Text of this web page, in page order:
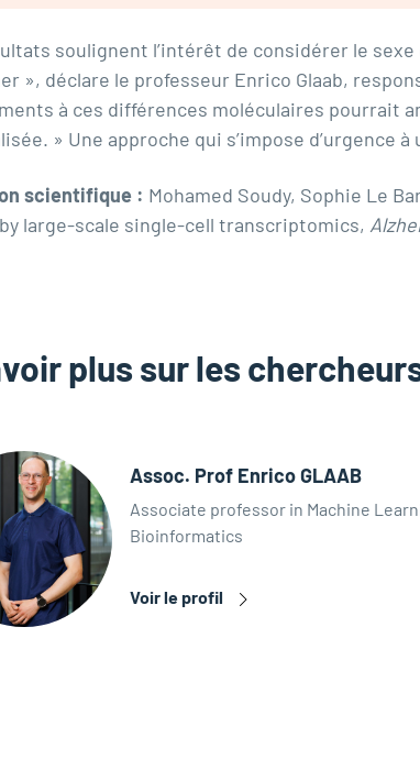
soulignent l’intérêt de considérer le
», déclare le professeur Enrico Glaab,
à ces différences moléculaires pourrait
» Une approche qui s’impose d’urgence
scientifique : Mohamed Soudy, Sophie Le
large-scale single-cell transcriptomics,
plus sur les
Assoc. Prof Enrico GLAAB
Associate professor in Machine
Bioinformatics
Voir le profil